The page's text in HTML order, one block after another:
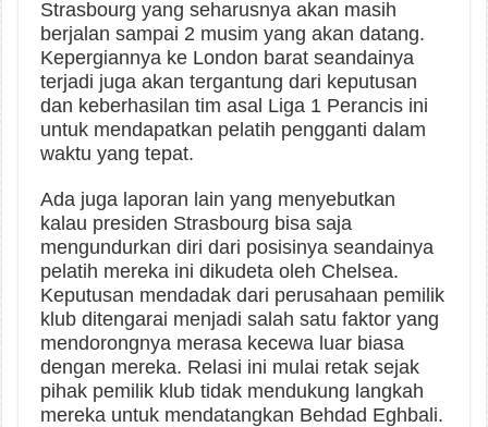
Strasbourg yang seharusnya akan masih
berjalan sampai 2 musim yang akan datang.
Kepergiannya ke London barat seandainya
terjadi juga akan tergantung dari keputusan
dan keberhasilan tim asal Liga 1 Perancis ini
untuk mendapatkan pelatih pengganti dalam
waktu yang tepat.
Ada juga laporan lain yang menyebutkan
kalau presiden Strasbourg bisa saja
mengundurkan diri dari posisinya seandainya
pelatih mereka ini dikudeta oleh Chelsea.
Keputusan mendadak dari perusahaan pemilik
klub ditengarai menjadi salah satu faktor yang
mendorongnya merasa kecewa luar biasa
dengan mereka. Relasi ini mulai retak sejak
pihak pemilik klub tidak mendukung langkah
mereka untuk mendatangkan Behdad Eghbali.